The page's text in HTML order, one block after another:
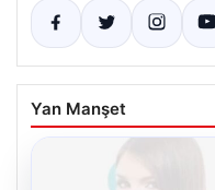
Yan Manşet